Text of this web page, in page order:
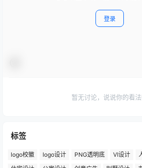
登录
暂无讨论，说说你的看
标签
logo校徽 logo设计 PNG透明底 VI设计